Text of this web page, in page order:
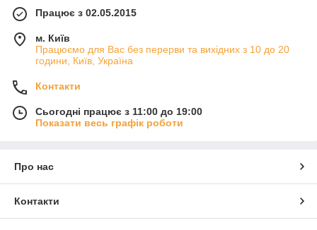
Працює з 02.05.2015
м. Київ
Працюємо для Вас без перерви та вихідних з 10 до 20
години, Київ, Україна
Контакти
Сьогодні працює з 11:00 до 19:00
Показати весь графік роботи
Про нас
Контакти